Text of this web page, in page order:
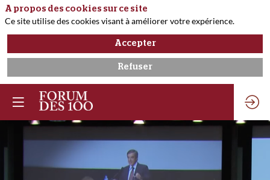
A propos des cookies sur ce site
Ce site utilise des cookies visant à améliorer votre expérience.
Accepter
Refuser